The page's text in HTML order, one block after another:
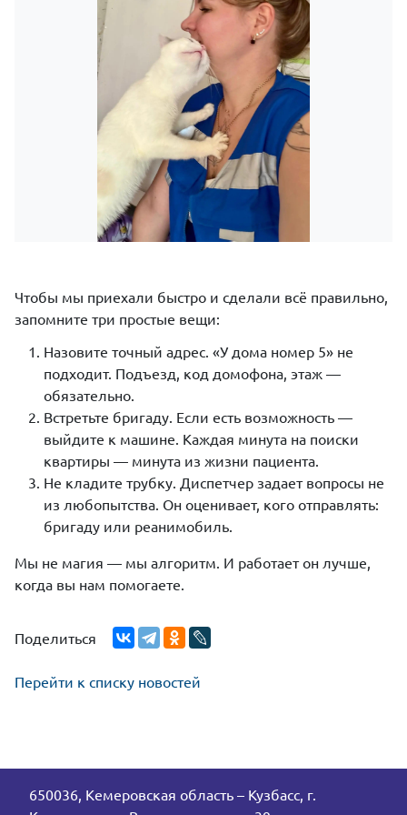
Чтобы мы приехали быстро и сделали всё правильно,
запомните три простые вещи:
Назовите точный адрес. «У дома номер 5» не
подходит. Подъезд, код домофона, этаж —
обязательно.
Встретьте бригаду. Если есть возможность —
выйдите к машине. Каждая минута на поиски
квартиры — минута из жизни пациента.
Не кладите трубку. Диспетчер задает вопросы не
из любопытства. Он оценивает, кого отправлять:
бригаду или реанимобиль.
Мы не магия — мы алгоритм. И работает он лучше,
когда вы нам помогаете.
Поделиться
Перейти к списку новостей
650036, Кемеровская область – Кузбасс, г.